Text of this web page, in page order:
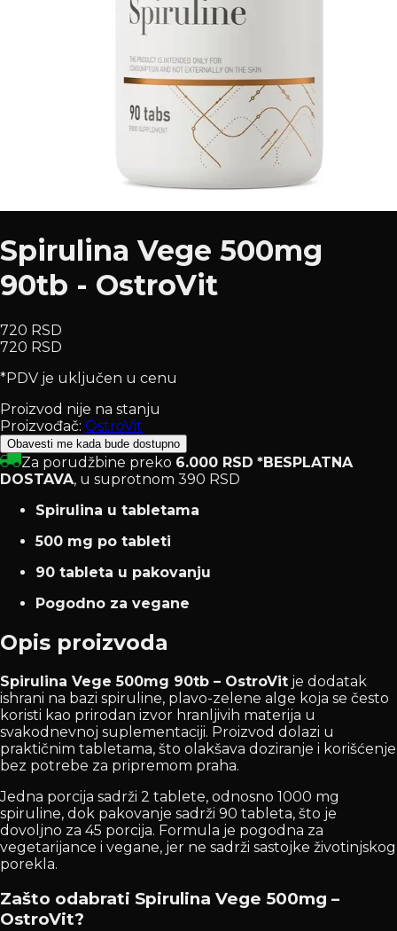
Spirulina Vege 500mg
90tb - OstroVit
720 RSD
720 RSD
*PDV je uključen u cenu
Proizvod nije na stanju
Proizvođač: OstroVit
Obavesti me kada bude dostupno
Za porudžbine preko 6.000 RSD *BESPLATNA
DOSTAVA, u suprotnom 390 RSD
Spirulina u tabletama
500 mg po tableti
90 tableta u pakovanju
Pogodno za vegane
Opis proizvoda
Spirulina Vege 500mg 90tb – OstroVit je dodatak
ishrani na bazi spiruline, plavo-zelene alge koja se često
koristi kao prirodan izvor hranljivih materija u
svakodnevnoj suplementaciji. Proizvod dolazi u
praktičnim tabletama, što olakšava doziranje i korišćenje
bez potrebe za pripremom praha.
Jedna porcija sadrži 2 tablete, odnosno 1000 mg
spiruline, dok pakovanje sadrži 90 tableta, što je
dovoljno za 45 porcija. Formula je pogodna za
vegetarijance i vegane, jer ne sadrži sastojke životinjskog
porekla.
Zašto odabrati Spirulina Vege 500mg –
OstroVit?